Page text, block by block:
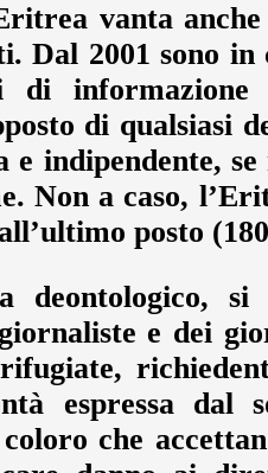
vanta
Dal 2001 sono
di
di
e indipendente,
Non a caso,
posto
deontologico,
e dei
espressa dal
che